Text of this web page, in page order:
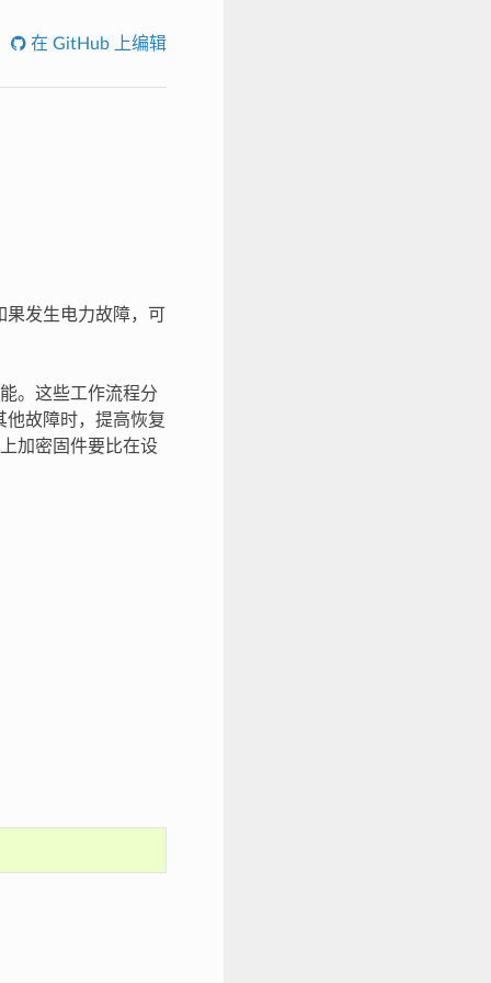
在 GitHub 上编辑
发生电力故障，可
。这些工作流程分
故障时，提高恢复
加密固件要比在设